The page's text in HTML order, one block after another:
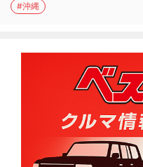
#沖縄